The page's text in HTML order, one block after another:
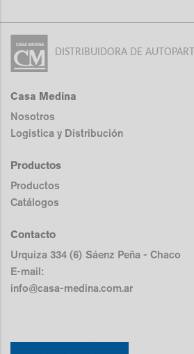
DISTRIBUIDORA DE
Casa Medina
Nosotros
Logistica y Distribución
Productos
Productos
Catálogos
Contacto
Urquiza 334 (6) Sáenz Peña - Chaco
E-mail:
info@casa-medina.com.ar